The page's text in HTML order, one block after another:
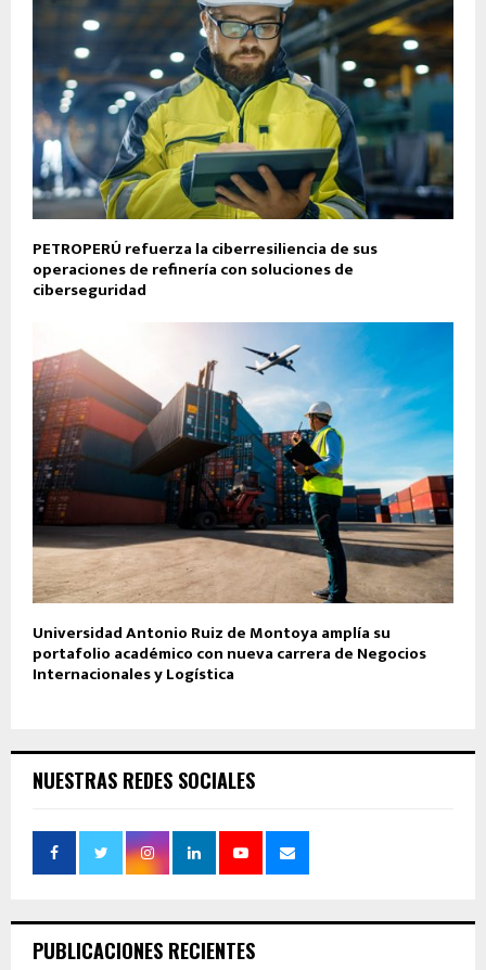
PETROPERÚ refuerza la ciberresiliencia de sus
operaciones de refinería con soluciones de
ciberseguridad
Universidad Antonio Ruiz de Montoya amplía su
portafolio académico con nueva carrera de Negocios
Internacionales y Logística
NUESTRAS REDES SOCIALES
PUBLICACIONES RECIENTES